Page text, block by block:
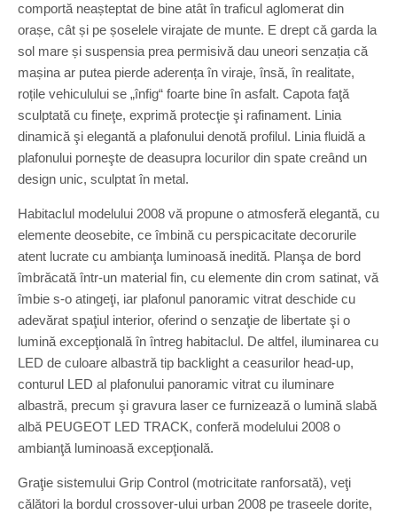
comportă neașteptat de bine atât în traficul aglomerat din
orașe, cât și pe șoselele virajate de munte. E drept că garda la
sol mare și suspensia prea permisivă dau uneori senzația că
mașina ar putea pierde aderența în viraje, însă, în realitate,
roțile vehiculului se „înfig“ foarte bine în asfalt. Capota faţă
sculptată cu fineţe, exprimă protecţie şi rafinament. Linia
dinamică şi elegantă a plafonului denotă profilul. Linia fluidă a
plafonului porneşte de deasupra locurilor din spate creând un
design unic, sculptat în metal.
Habitaclul modelului 2008 vă propune o atmosferă elegantă, cu
elemente deosebite, ce îmbină cu perspicacitate decorurile
atent lucrate cu ambianţa luminoasă inedită. Planşa de bord
îmbrăcată într-un material fin, cu elemente din crom satinat, vă
îmbie s-o atingeţi, iar plafonul panoramic vitrat deschide cu
adevărat spaţiul interior, oferind o senzaţie de libertate şi o
lumină excepţională în întreg habitaclul. De altfel, iluminarea cu
LED de culoare albastră tip backlight a ceasurilor head-up,
conturul LED al plafonului panoramic vitrat cu iluminare
albastră, precum şi gravura laser ce furnizează o lumină slabă
albă PEUGEOT LED TRACK, conferă modelului 2008 o
ambianţă luminoasă excepţională.
Graţie sistemului Grip Control (motricitate ranforsată), veţi
călători la bordul crossover-ului urban 2008 pe traseele dorite,